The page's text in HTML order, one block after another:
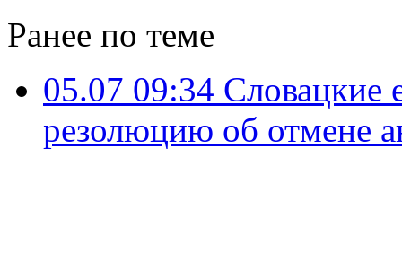
Ранее по теме
05.07 09:34 Словацкие
резолюцию об отмене